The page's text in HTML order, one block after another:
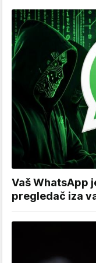
Vaš WhatsApp
pregledač iza